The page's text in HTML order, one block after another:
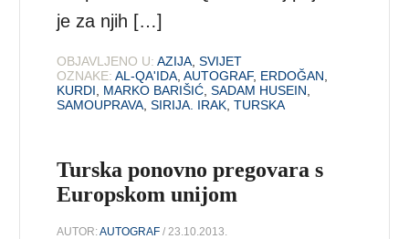
je za njih […]
OBJAVLJENO U: AZIJA ,SVIJET
OZNAKE: AL-QA'IDA ,AUTOGRAF, ERDOĞAN
KURDI
MARKO BARIŠIĆ ,SADAM HUSEIN
SAMOUPRAVA ,SIRIJA. IRAK ,TURSKA
Turska ponovno pregovara s
Europskom unijom
AUTOR:AUTOGRAF / 23.10.2013.